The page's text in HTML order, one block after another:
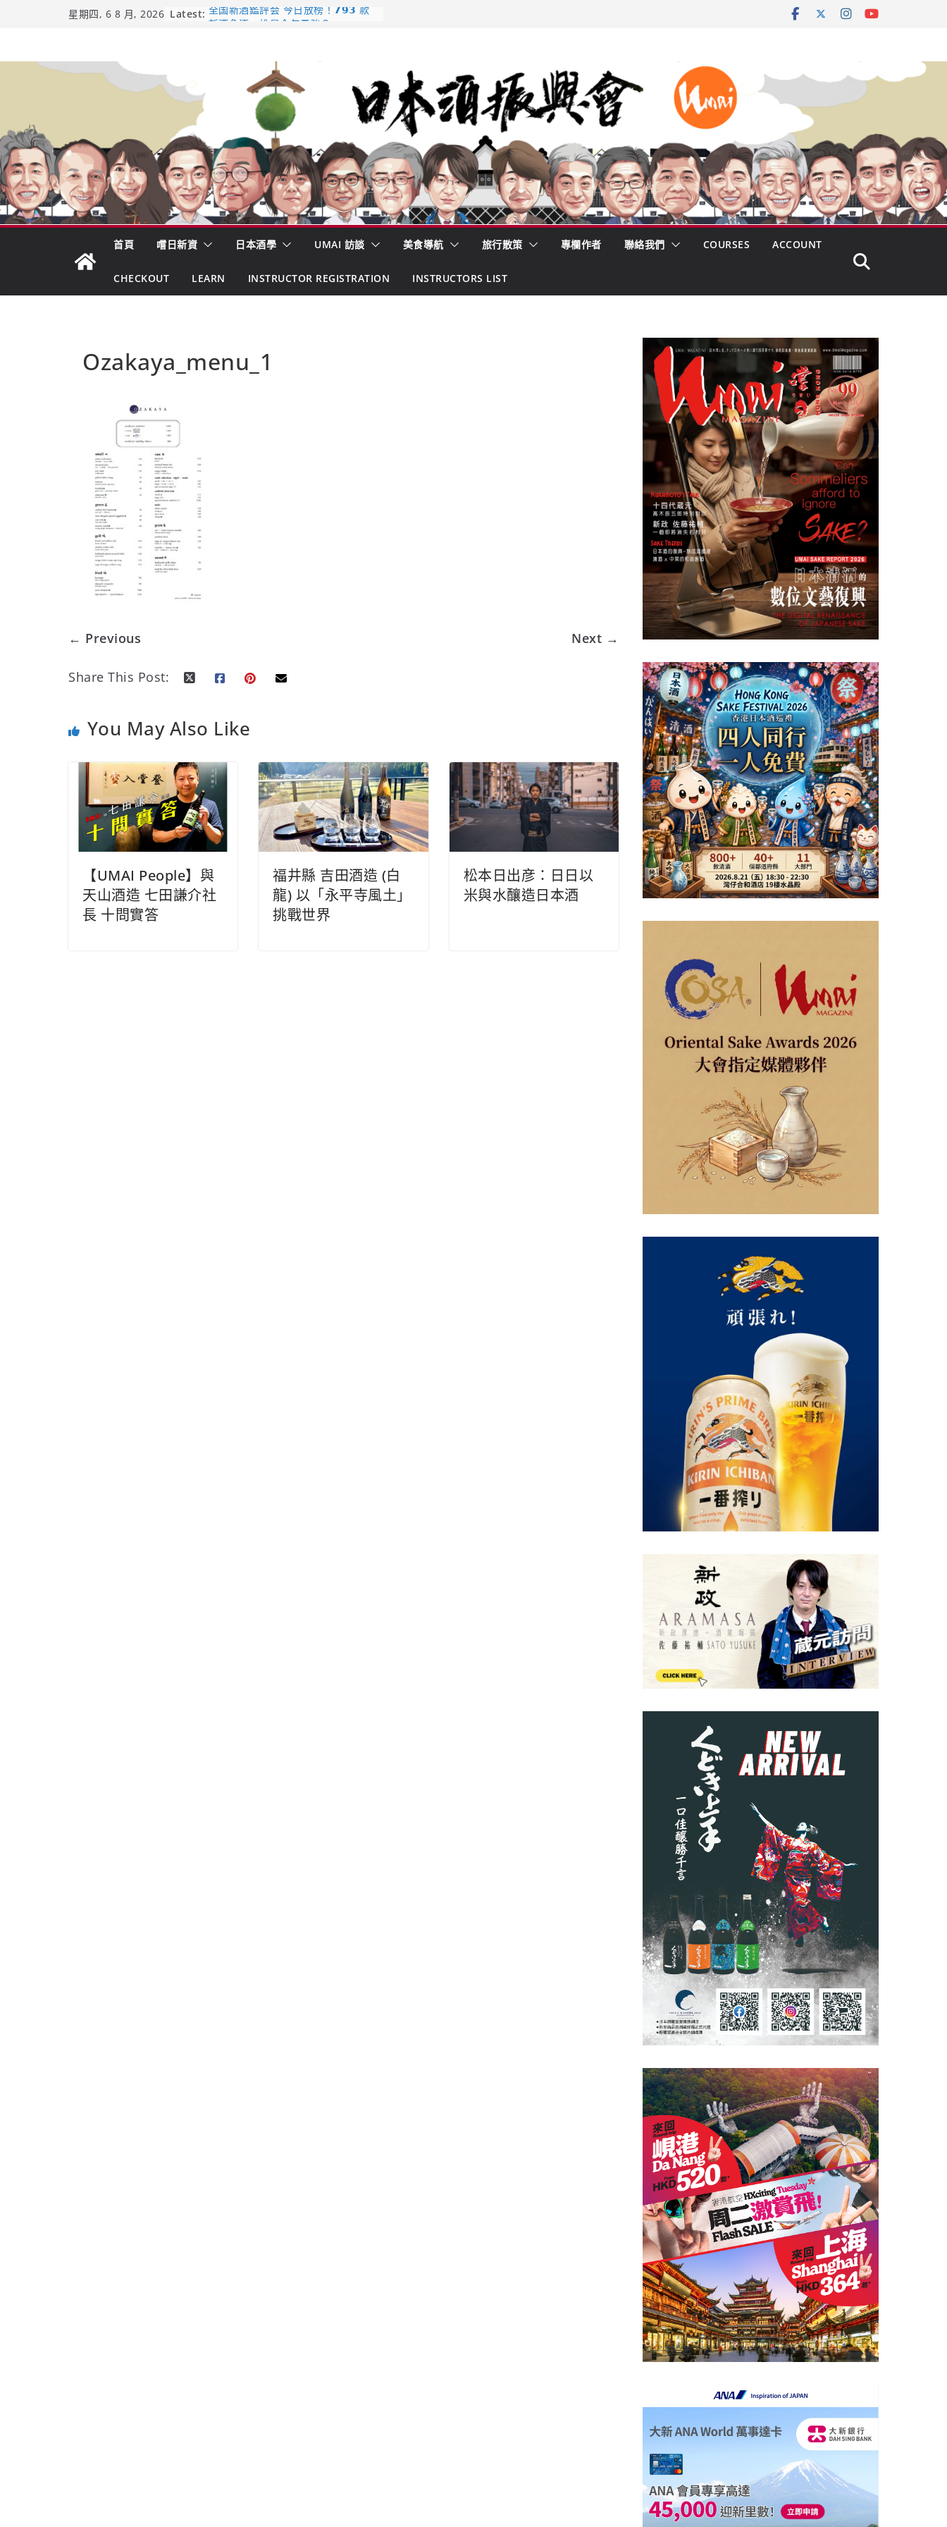
星期四, 6 8 月, 2026 Latest: 全国新酒鑑評会 今日放榜！𝟳𝟵𝟯 款
市場！梅乃宿上市背後的密碼
龜之井酒造：口說上手 – 山形純米大
吟釀的堅持與傳承 ～ くどき上手
日本酒類地理標示 (GI) 認定一覽表
首頁 嚐日新資 日本酒學 UMAI 訪談 美食導航 旅行散策 專欄作者 聯絡我們 COURSES ACCOUNT
CHECKOUT LEARN INSTRUCTOR REGISTRATION INSTRUCTORS LIST
Ozakaya_menu_1
← Previous Next →
Share This Post:
You May Also Like
【UMAI People】與
天山酒造 七田謙介社
長 十問實答
福井縣 吉田酒造 (白
龍) 以「永平寺風土」
挑戰世界
松本日出彦：日日以
米與水釀造日本酒